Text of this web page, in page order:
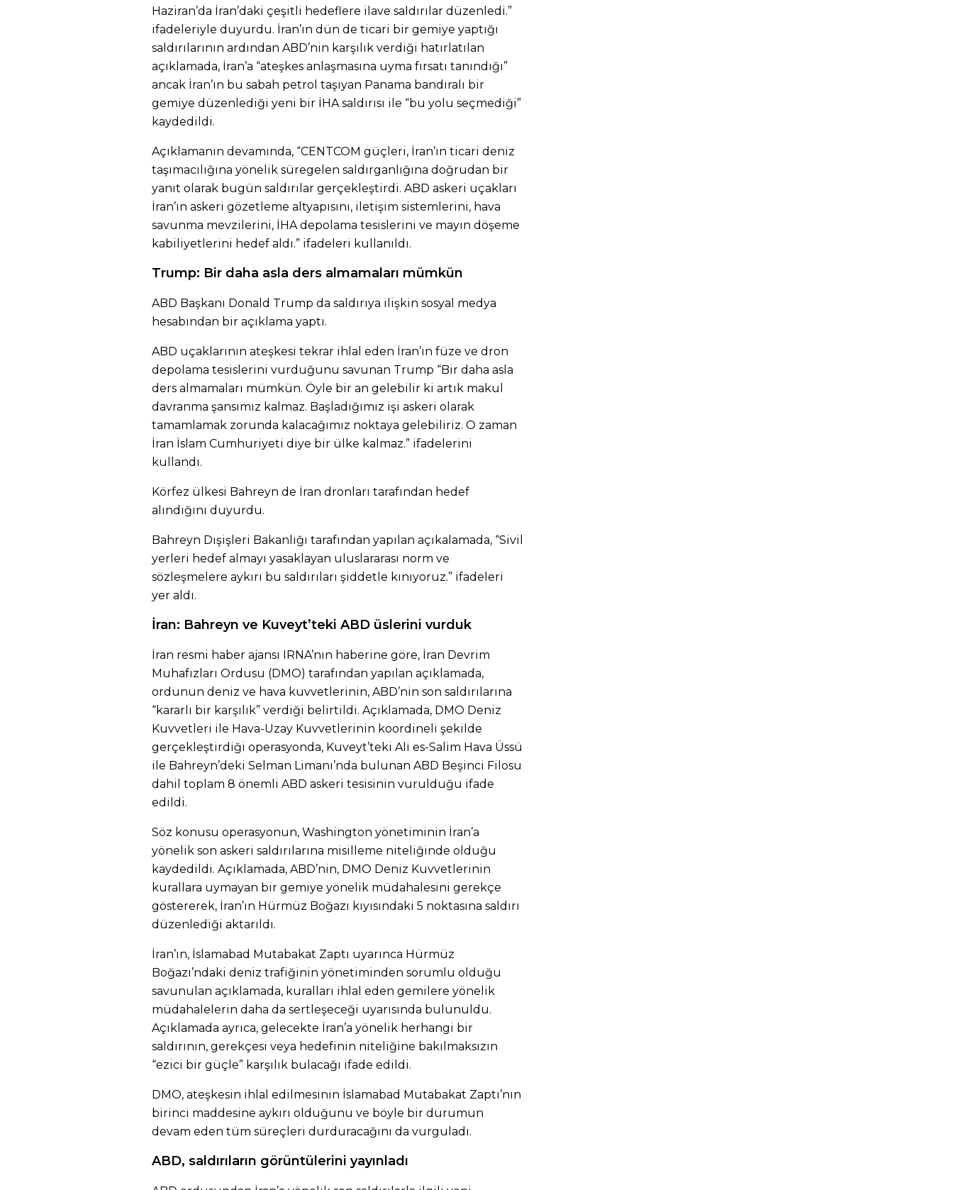
Haziran’da İran’daki çeşitli hedeflere ilave saldırılar düzenledi.”
ifadeleriyle duyurdu. İran’ın dün de ticari bir gemiye yaptığı
saldırılarının ardından ABD’nin karşılık verdiği hatırlatılan
açıklamada, İran’a “ateşkes anlaşmasına uyma fırsatı tanındığı”
ancak İran’ın bu sabah petrol taşıyan Panama bandıralı bir
gemiye düzenlediği yeni bir İHA saldırısı ile “bu yolu seçmediği”
kaydedildi.
Açıklamanın devamında, “CENTCOM güçleri, İran’ın ticari deniz
taşımacılığına yönelik süregelen saldırganlığına doğrudan bir
yanıt olarak bugün saldırılar gerçekleştirdi. ABD askeri uçakları
İran’ın askeri gözetleme altyapısını, iletişim sistemlerini, hava
savunma mevzilerini, İHA depolama tesislerini ve mayın döşeme
kabiliyetlerini hedef aldı.” ifadeleri kullanıldı.
Trump: Bir daha asla ders almamaları mümkün
ABD Başkanı Donald Trump da saldırıya ilişkin sosyal medya
hesabından bir açıklama yaptı.
ABD uçaklarının ateşkesi tekrar ihlal eden İran’ın füze ve dron
depolama tesislerini vurduğunu savunan Trump “Bir daha asla
ders almamaları mümkün. Öyle bir an gelebilir ki artık makul
davranma şansımız kalmaz. Başladığımız işi askeri olarak
tamamlamak zorunda kalacağımız noktaya gelebiliriz. O zaman
İran İslam Cumhuriyeti diye bir ülke kalmaz.” ifadelerini
kullandı.
Körfez ülkesi Bahreyn de İran dronları tarafından hedef
alındığını duyurdu.
Bahreyn Dışişleri Bakanlığı tarafından yapılan açıkalamada, “Sivil
yerleri hedef almayı yasaklayan uluslararası norm ve
sözleşmelere aykırı bu saldırıları şiddetle kınıyoruz.” ifadeleri
yer aldı.
İran: Bahreyn ve Kuveyt’teki ABD üslerini vurduk
İran resmi haber ajansı IRNA’nın haberine göre, İran Devrim
Muhafızları Ordusu (DMO) tarafından yapılan açıklamada,
ordunun deniz ve hava kuvvetlerinin, ABD’nin son saldırılarına
“kararlı bir karşılık” verdiği belirtildi. Açıklamada, DMO Deniz
Kuvvetleri ile Hava-Uzay Kuvvetlerinin koordineli şekilde
gerçekleştirdiği operasyonda, Kuveyt’teki Ali es-Salim Hava Üssü
ile Bahreyn’deki Selman Limanı’nda bulunan ABD Beşinci Filosu
dahil toplam 8 önemli ABD askeri tesisinin vurulduğu ifade
edildi.
Söz konusu operasyonun, Washington yönetiminin İran’a
yönelik son askeri saldırılarına misilleme niteliğinde olduğu
kaydedildi. Açıklamada, ABD’nin, DMO Deniz Kuvvetlerinin
kurallara uymayan bir gemiye yönelik müdahalesini gerekçe
göstererek, İran’ın Hürmüz Boğazı kıyısındaki 5 noktasına saldırı
düzenlediği aktarıldı.
İran’ın, İslamabad Mutabakat Zaptı uyarınca Hürmüz
Boğazı’ndaki deniz trafiğinin yönetiminden sorumlu olduğu
savunulan açıklamada, kuralları ihlal eden gemilere yönelik
müdahalelerin daha da sertleşeceği uyarısında bulunuldu.
Açıklamada ayrıca, gelecekte İran’a yönelik herhangi bir
saldırının, gerekçesi veya hedefinin niteliğine bakılmaksızın
“ezici bir güçle” karşılık bulacağı ifade edildi.
DMO, ateşkesin ihlal edilmesinin İslamabad Mutabakat Zaptı’nın
birinci maddesine aykırı olduğunu ve böyle bir durumun
devam eden tüm süreçleri durduracağını da vurguladı.
ABD, saldırıların görüntülerini yayınladı